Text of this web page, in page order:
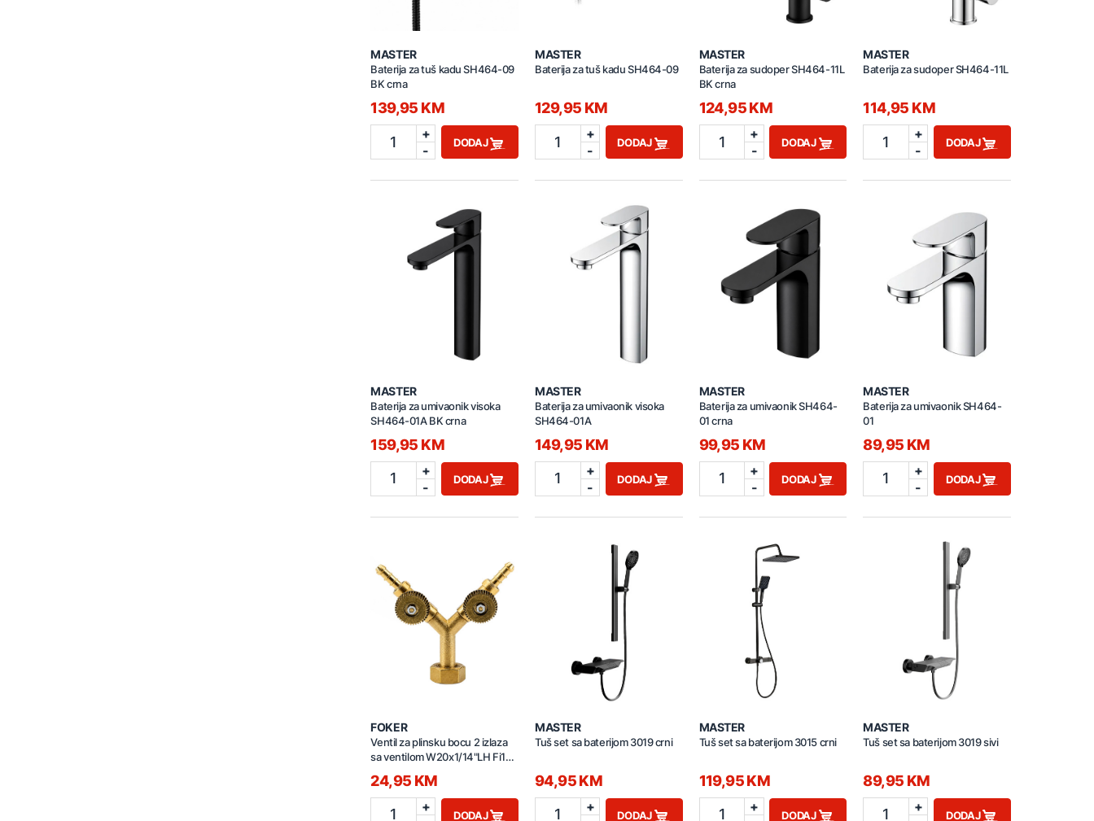
MASTER
Baterija za tuš kadu SH464-09
BK crna
139,95 KM
1
+
-
DODAJ
MASTER
Baterija za tuš kadu SH464-09
129,95 KM
1
+
-
DODAJ
MASTER
Baterija za sudoper SH464-11L
BK crna
124,95 KM
1
+
-
DODAJ
MASTER
Baterija za sudoper SH464-11L
114,95 KM
1
+
-
DODAJ
MASTER
Baterija za umivaonik visoka
SH464-01A BK crna
159,95 KM
1
+
-
DODAJ
MASTER
Baterija za umivaonik visoka
SH464-01A
149,95 KM
1
+
-
DODAJ
MASTER
Baterija za umivaonik SH464-
01 crna
99,95 KM
1
+
-
DODAJ
MASTER
Baterija za umivaonik SH464-
01
89,95 KM
1
+
-
DODAJ
FOKER
Ventil za plinsku bocu 2 izlaza
sa ventilom W20x1/14"LH Fi10
24,95 KM
1
+
DODAJ
MASTER
Tuš set sa baterijom 3019 crni
94,95 KM
1
+
DODAJ
MASTER
Tuš set sa baterijom 3015 crni
119,95 KM
1
+
DODAJ
MASTER
Tuš set sa baterijom 3019 sivi
89,95 KM
1
+
DODAJ